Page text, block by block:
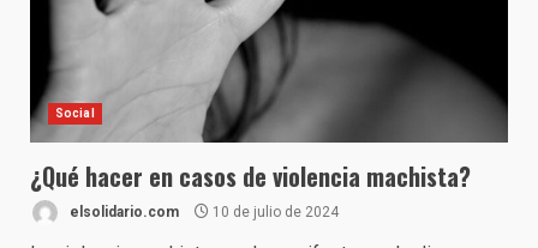
Social
¿Qué hacer en casos de violencia machista?
elsolidario.com 10 de julio de 2024